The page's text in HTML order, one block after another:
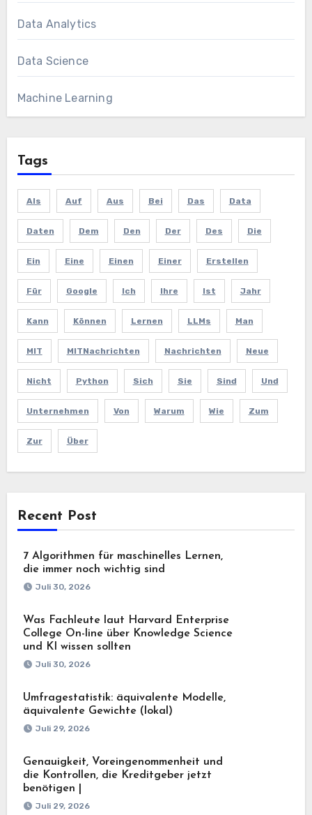
Data Analytics
Data Science
Machine Learning
Tags
Als Auf Aus Bei Das Data
Daten Dem Den Der Des Die
Ein Eine Einen Einer Erstellen
Für Google Ich Ihre Ist Jahr
Kann Können Lernen LLMs Man
MIT MITNachrichten Nachrichten Neue
Nicht Python Sich Sie Sind Und
Unternehmen Von Warum Wie Zum
Zur Über
Recent Post
7 Algorithmen für maschinelles Lernen,
die immer noch wichtig sind
Juli 30, 2026
Was Fachleute laut Harvard Enterprise
College On-line über Knowledge Science
und KI wissen sollten
Juli 30, 2026
Umfragestatistik: äquivalente Modelle,
äquivalente Gewichte (lokal)
Juli 29, 2026
Genauigkeit, Voreingenommenheit und
die Kontrollen, die Kreditgeber jetzt
benötigen |
Juli 29, 2026